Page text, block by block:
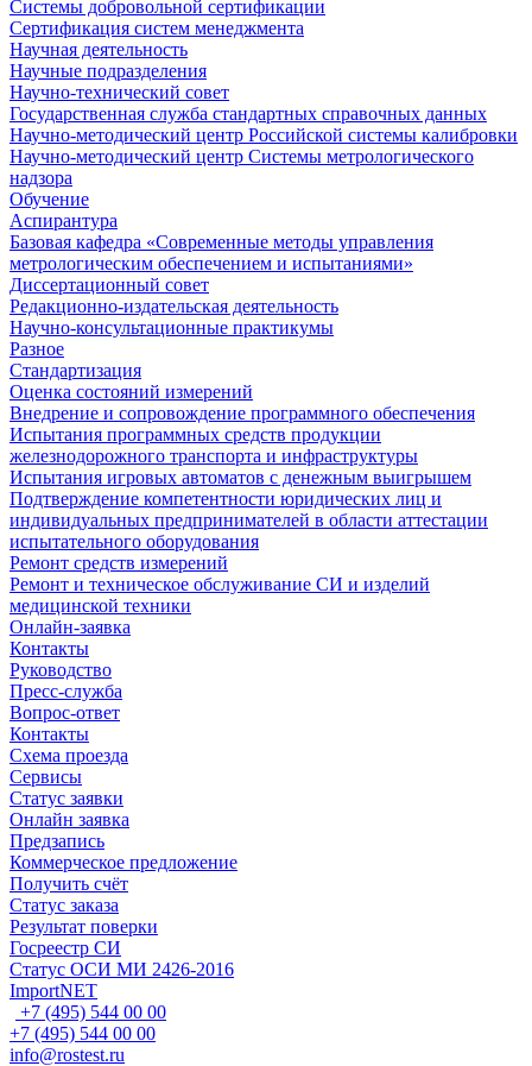
Системы добровольной сертификации
Сертификация систем менеджмента
Научная деятельность
Научные подразделения
Научно-технический совет
Государственная служба стандартных справочных данных
Научно-методический центр Российской системы калибровки
Научно-методический центр Системы метрологического
надзора
Обучение
Аспирантура
Базовая кафедра «Современные методы управления
метрологическим обеспечением и испытаниями»
Диссертационный совет
Редакционно-издательская деятельность
Научно-консультационные практикумы
Разное
Стандартизация
Оценка состояний измерений
Внедрение и сопровождение программного обеспечения
Испытания программных средств продукции
железнодорожного транспорта и инфраструктуры
Испытания игровых автоматов с денежным выигрышем
Подтверждение компетентности юридических лиц и
индивидуальных предпринимателей в области аттестации
испытательного оборудования
Ремонт средств измерений
Ремонт и техническое обслуживание СИ и изделий
медицинской техники
Онлайн-заявка
Контакты
Руководство
Пресс-служба
Вопрос-ответ
Контакты
Схема проезда
Сервисы
Статус заявки
Онлайн заявка
Предзапись
Коммерческое предложение
Получить счёт
Статус заказа
Результат поверки
Госреестр СИ
Статус ОСИ МИ 2426-2016
ImportNET
+7 (495) 544 00 00
+7 (495) 544 00 00
info@rostest.ru